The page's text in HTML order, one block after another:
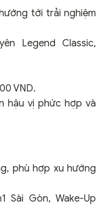
tới trải nghiệm
Legend Classic,
VND.
hậu vị phức hợp và
phù hợp xu hướng
Sài Gòn, Wake-Up